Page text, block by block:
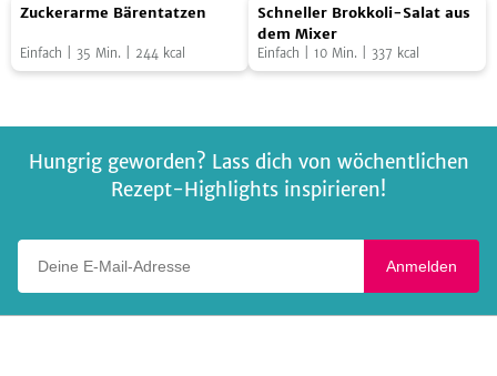
Zuckerarme
Zuckerarme Bärentatzen
Einfach 35 Min. 244 kcal
Schneller
Brokkoli-
Salat
Foto: SevenCooks
Schneller Brokkoli-Salat aus
dem Mixer
Einfach 10 Min. 337 kcal
Hungrig geworden? Lass dich von wöchentlichen
Rezept-Highlights inspirieren!
Anmelden